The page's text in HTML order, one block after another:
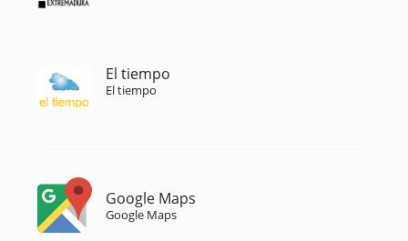
El tiempo
El tiempo
Google Maps
Google Maps